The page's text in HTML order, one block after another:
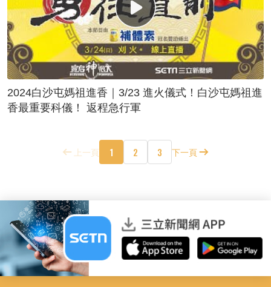
2024白沙屯媽祖進香｜3/23 進火儀式！白沙屯媽祖進
香最重要科儀！ 返程急行軍
上一頁 1 2 3 下一頁